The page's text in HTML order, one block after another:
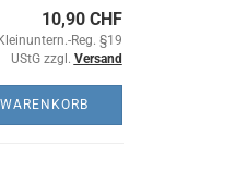
10,90 CHF
Reg. §19
UStG zzgl. Versand